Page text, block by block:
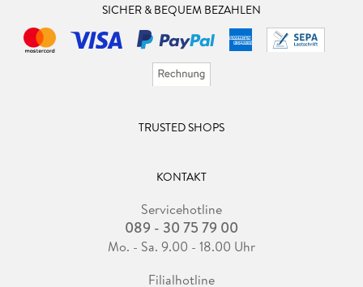
SICHER & BEQUEM BEZAHLEN
TRUSTED SHOPS
KONTAKT
Servicehotline
089 - 30 75 79 00
Mo. - Sa. 9.00 - 18.00 Uhr
Filialhotline